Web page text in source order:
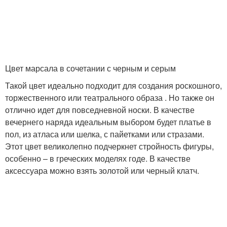
Цвет марсала в сочетании с черным и серым
Такой цвет идеально подходит для создания роскошного,
торжественного или театрального образа . Но также он
отлично идет для повседневной носки. В качестве
вечернего наряда идеальным выбором будет платье в
пол, из атласа или шелка, с пайетками или стразами.
Этот цвет великолепно подчеркнет стройность фигуры,
особенно – в греческих моделях годе. В качестве
аксессуара можно взять золотой или черный клатч.